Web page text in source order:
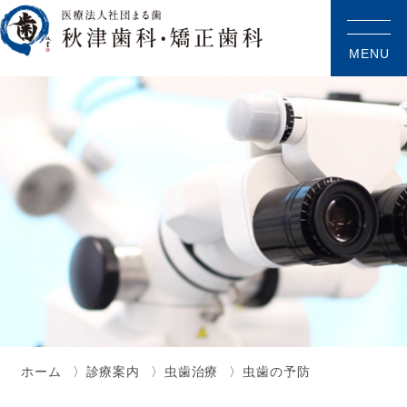
ホーム 診療案内 虫歯治療 虫歯の予防
MENU